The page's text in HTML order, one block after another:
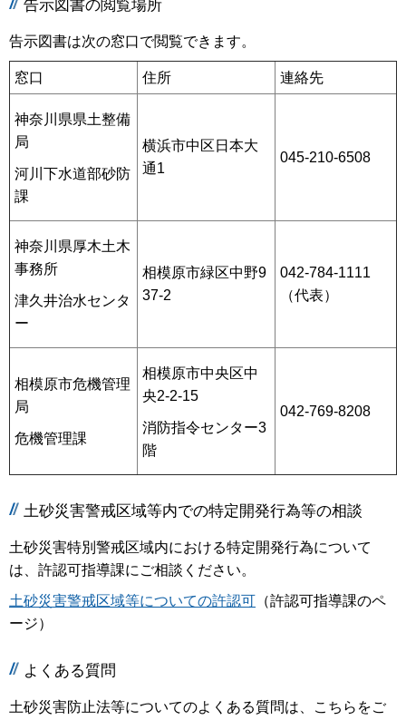
告示図書の閲覧場所
告示図書は次の窓口で閲覧できます。
窓口 住所 連絡先
神奈川県県土整備
局
河川下水道部砂防
課
横浜市中区日本大
通1
045-210-6508
神奈川県厚木土木
事務所
津久井治水センタ
ー
相模原市緑区中野9
37-2
042-784-1111
（代表）
相模原市危機管理
局
危機管理課
相模原市中央区中
央2-2-15
消防指令センター3
階
042-769-8208
土砂災害警戒区域等内での特定開発行為等の相談
土砂災害特別警戒区域内における特定開発行為について
は、許認可指導課にご相談ください。
土砂災害警戒区域等についての許認可 （許認可指導課のペ
ージ）
よくある質問
土砂災害防止法等についてのよくある質問は、こちらをご